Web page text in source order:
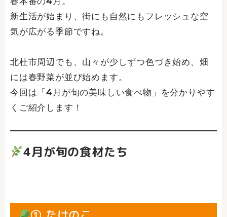
新生活が始まり、街にも自然にもフレッシュな空
気が広がる季節ですね。
北杜市周辺でも、山々が少しずつ色づき始め、畑
には春野菜が並び始めます。
今回は「4月が旬の美味しい食べ物」を分かりやす
くご紹介します！
4月が旬の食材たち